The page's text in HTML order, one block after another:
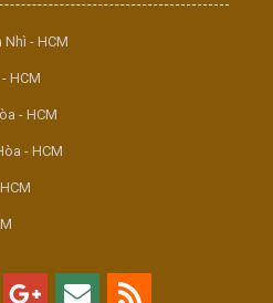
Nhì - HCM
HCM
- HCM
- HCM